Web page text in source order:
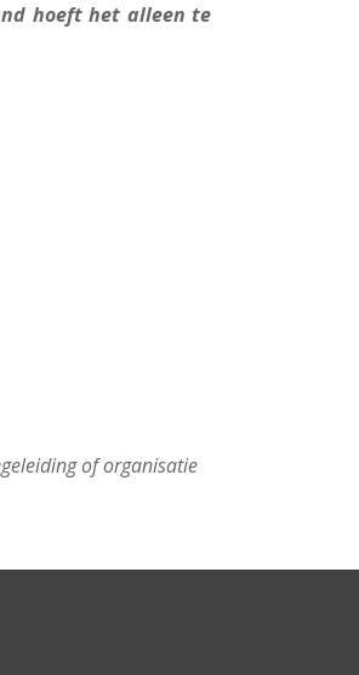
hoeft het alleen te
of organisatie